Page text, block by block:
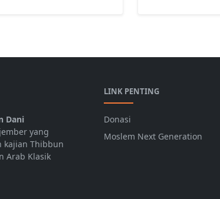
Dani
yang
kajian Thibbun
Arab Klasik
LINK PENTING
Donasi
Moslem Next Generation